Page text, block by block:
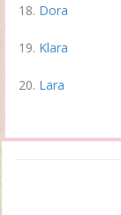
Dora
Klara
Lara